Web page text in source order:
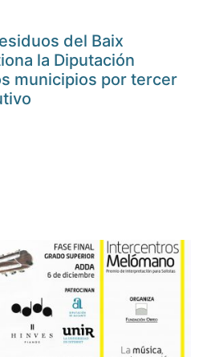
del Baix
la Diputación
municipios por tercer